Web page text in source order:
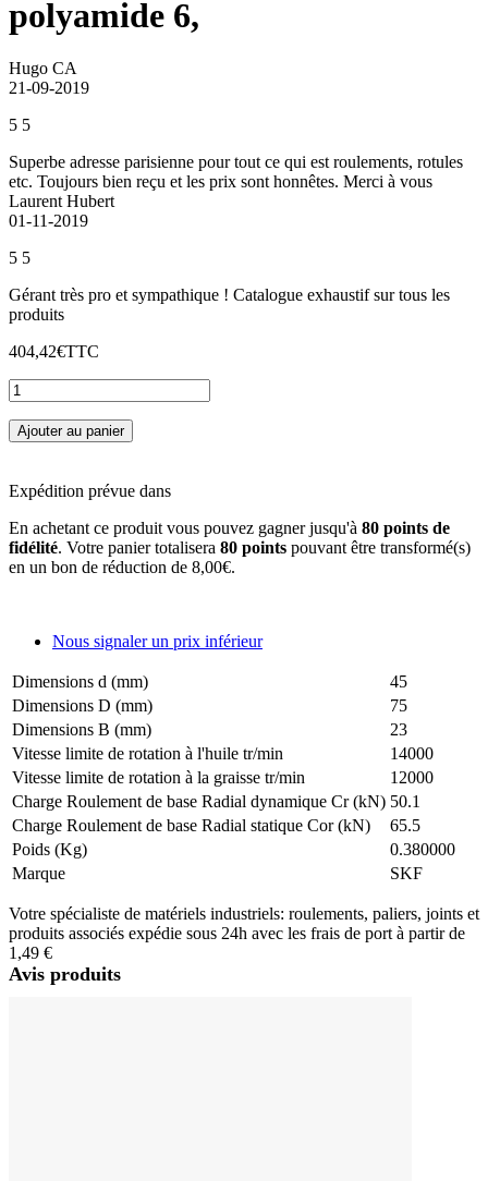
polyamide 6,
Hugo CA
21-09-2019
5 5
Superbe adresse parisienne pour tout ce qui est roulements, rotules
etc. Toujours bien reçu et les prix sont honnêtes. Merci à vous
Laurent Hubert
01-11-2019
5 5
Gérant très pro et sympathique ! Catalogue exhaustif sur tous les
produits
404,42€TTC
Ajouter au panier
Expédition prévue dans
En achetant ce produit vous pouvez gagner jusqu'à 80 points de
fidélité. Votre panier totalisera 80 points pouvant être transformé(s)
en un bon de réduction de 8,00€.
Nous signaler un prix inférieur
Dimensions d (mm)
45
Dimensions D (mm)
75
Dimensions B (mm)
23
Vitesse limite de rotation à l'huile tr/min
14000
Vitesse limite de rotation à la graisse tr/min
12000
Charge Roulement de base Radial dynamique Cr (kN) 50.1
Charge Roulement de base Radial statique Cor (kN)
65.5
Poids (Kg)
0.380000
Marque
SKF
Votre spécialiste de matériels industriels: roulements, paliers, joints et
produits associés expédie sous 24h avec les frais de port à partir de
1,49 €
Avis produits